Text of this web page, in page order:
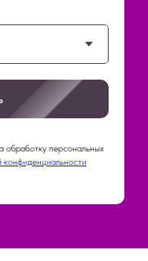
обработку персональных
конфиденциальности